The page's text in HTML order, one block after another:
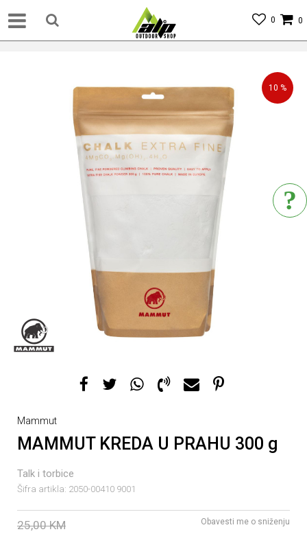
0
0
10 %
Mammut
MAMMUT KREDA U PRAHU 300 g
Talk i torbice
Šifra artikla: 2050-00410 9001
25,00 KM Obavesti me o sniženju